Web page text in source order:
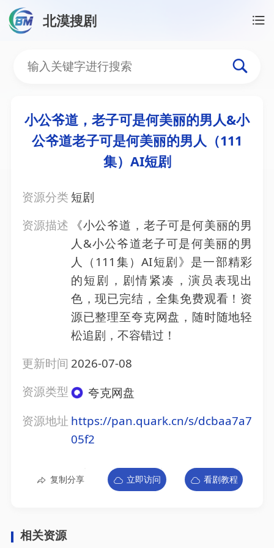
北漠搜剧
小公爷道，老子可是何
小公爷道，老子可是何美丽的男人&小
公爷道老子可是何美丽的男人（111
集）AI短剧
资源分类 短剧
资源描述
《小公爷道，老子可是何美丽的男
人&小公爷道老子可是何美丽的男
人（111集）AI短剧》是一部精彩
的短剧，剧情紧凑，演员表现出
色，现已完结，全集免费观看！资
源已整理至夸克网盘，随时随地轻
松追剧，不容错过！
更新时间 2026-07-08
资源类型
夸克网盘
资源地址 https://pan.quark.cn/s/dcbaa7a7
05f2
复制分享 立即访问 看剧教程
相关资源